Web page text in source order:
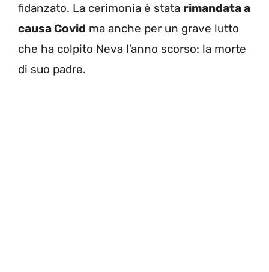
fidanzato. La cerimonia è stata rimandata a
causa Covid ma anche per un grave lutto
che ha colpito Neva l’anno scorso: la morte
di suo padre.